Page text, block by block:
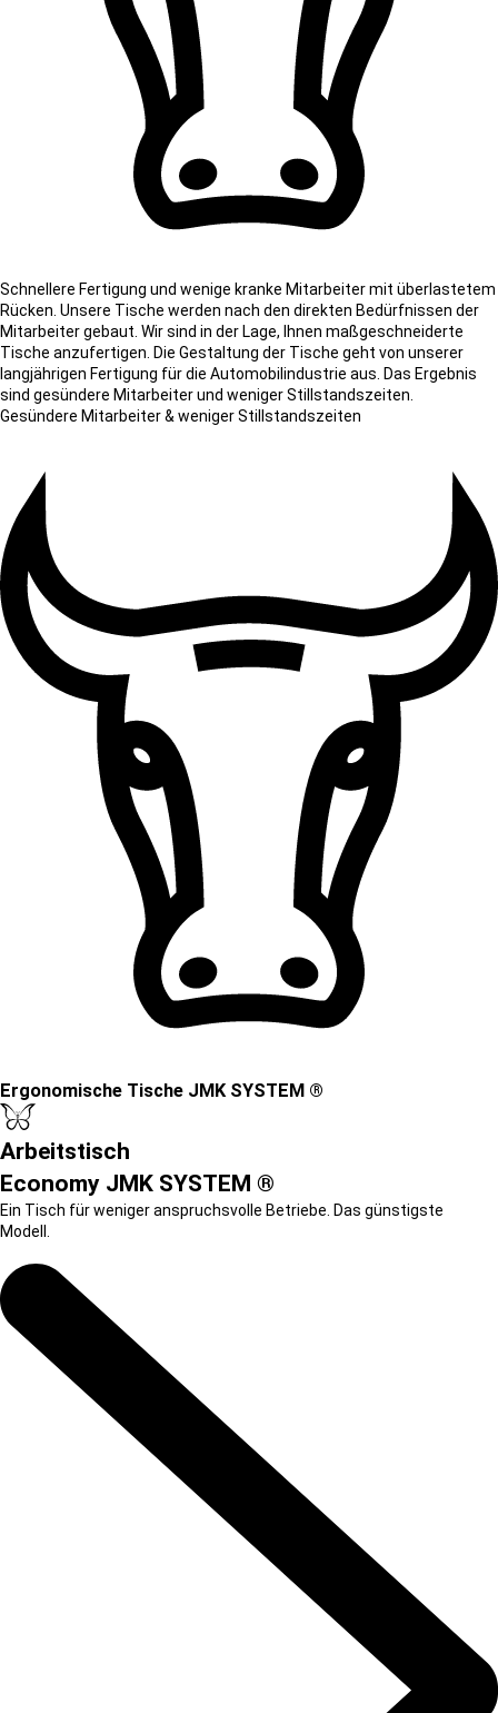
Schnellere Fertigung und wenige kranke Mitarbeiter mit überlastetem
Rücken. Unsere Tische werden nach den direkten Bedürfnissen der
Mitarbeiter gebaut. Wir sind in der Lage, Ihnen maßgeschneiderte
Tische anzufertigen. Die Gestaltung der Tische geht von unserer
langjährigen Fertigung für die Automobilindustrie aus. Das Ergebnis
sind gesündere Mitarbeiter und weniger Stillstandszeiten.
Gesündere Mitarbeiter & weniger Stillstandszeiten
Ergonomische Tische JMK SYSTEM ®
Arbeitstisch
Economy JMK SYSTEM ®
Ein Tisch für weniger anspruchsvolle Betriebe. Das günstigste
Modell.